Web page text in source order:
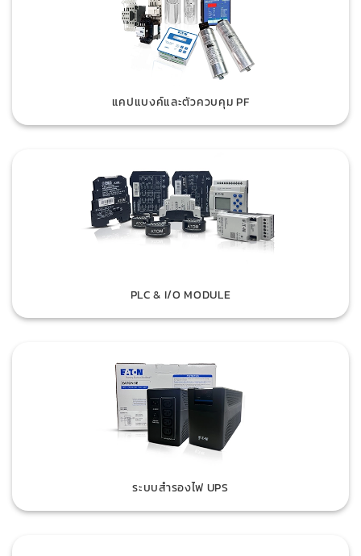
แคปแบงค์และตัวควบคุม PF
PLC & I/O MODULE
ระบบสำรองไฟ UPS